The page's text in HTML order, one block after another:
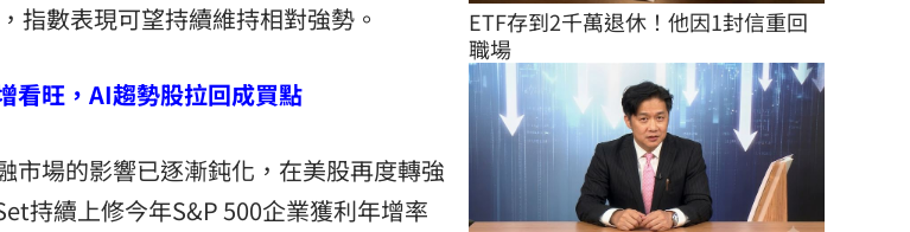
指數表現可望持續維持相對強勢。
看旺，AI趨勢股拉回成買點
市場的影響已逐漸鈍化，在美股再度轉強
持續上修今年S&P 500企業獲利年增率
ETF存到2千萬退休！他因1封信重回
職場